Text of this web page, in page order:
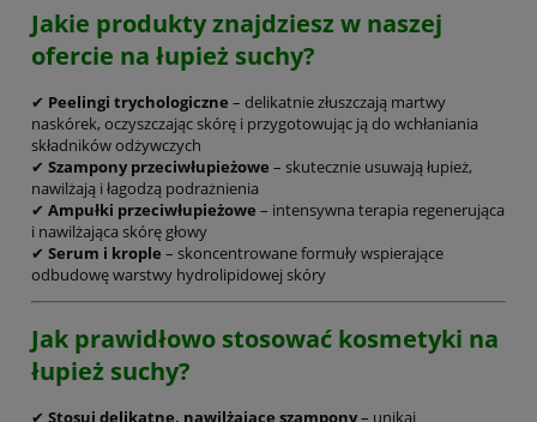
Jakie produkty znajdziesz w naszej
ofercie na łupież suchy?
✔ Peelingi trychologiczne – delikatnie złuszczają martwy
naskórek, oczyszczając skórę i przygotowując ją do wchłaniania
składników odżywczych
✔ Szampony przeciwłupieżowe – skutecznie usuwają łupież,
nawilżają i łagodzą podrażnienia
✔ Ampułki przeciwłupieżowe – intensywna terapia regenerująca
i nawilżająca skórę głowy
✔ Serum i krople – skoncentrowane formuły wspierające
odbudowę warstwy hydrolipidowej skóry
Jak prawidłowo stosować kosmetyki na
łupież suchy?
✔ Stosuj delikatne, nawilżające szampony– unikaj